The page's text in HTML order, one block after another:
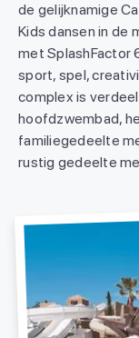
de gelijknamige
Kids dansen in de
met SplashFactor
sport, spel,
complex is
hoofdzwembad,
familiegedeelte
rustig gedeelte